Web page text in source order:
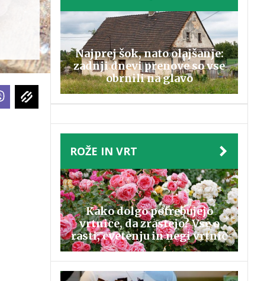
Najprej šok, nato olajšanje:
zadnji dnevi prenove so vse
obrnili na glavo
ROŽE IN VRT
Kako dolgo potrebujejo
vrtnice, da zrastejo? Vse o
rasti, cvetenju in negi vrtnic